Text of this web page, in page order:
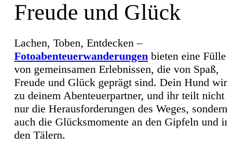
Freude und Glück
Lachen, Toben, Entdecken –
Fotoabenteuerwanderungen bieten eine Fülle
von gemeinsamen Erlebnissen, die von Spaß,
Freude und Glück geprägt sind. Dein Hund
zu deinem Abenteuerpartner, und ihr teilt nicht
nur die Herausforderungen des Weges, sondern
auch die Glücksmomente an den Gipfeln und
den Tälern.